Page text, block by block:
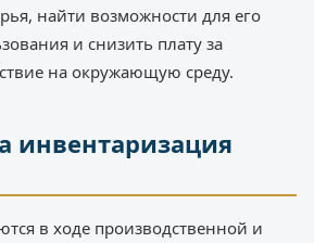
найти возможности для его
и снизить плату за
на окружающую среду.
инвентаризация
в ходе производственной и